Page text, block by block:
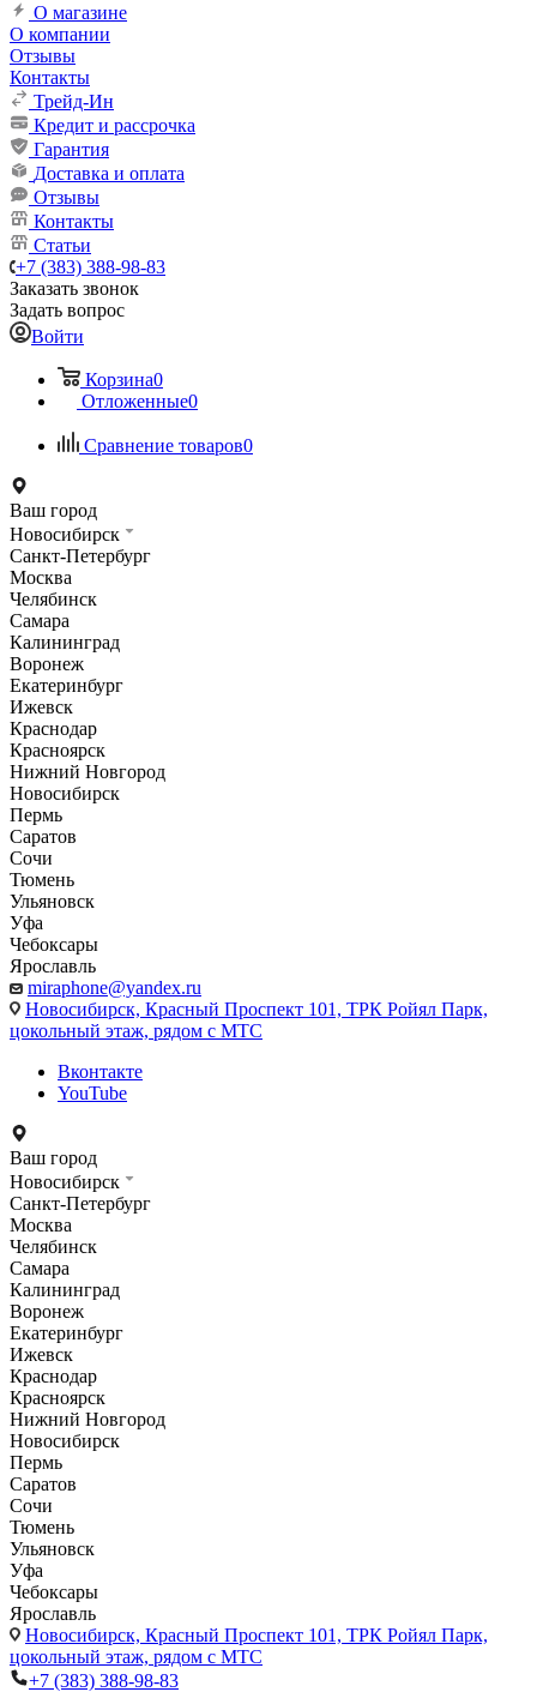
О магазине
О компании
Отзывы
Контакты
Трейд-Ин
Кредит и рассрочка
Гарантия
Доставка и оплата
Отзывы
Контакты
Статьи
+7 (383) 388-98-83
Заказать звонок
Задать вопрос
Войти
Корзина0
Отложенные0
Сравнение товаров0
Ваш город
Новосибирск
Санкт-Петербург
Москва
Челябинск
Самара
Калининград
Воронеж
Екатеринбург
Ижевск
Краснодар
Красноярск
Нижний Новгород
Новосибирск
Пермь
Саратов
Сочи
Тюмень
Ульяновск
Уфа
Чебоксары
Ярославль
miraphone@yandex.ru
Новосибирск, Красный Проспект 101, ТРК Ройял Парк,
цокольный этаж, рядом с МТС
Вконтакте
YouTube
Ваш город
Новосибирск
Санкт-Петербург
Москва
Челябинск
Самара
Калининград
Воронеж
Екатеринбург
Ижевск
Краснодар
Красноярск
Нижний Новгород
Новосибирск
Пермь
Саратов
Сочи
Тюмень
Ульяновск
Уфа
Чебоксары
Ярославль
Новосибирск, Красный Проспект 101, ТРК Ройял Парк,
цокольный этаж, рядом с МТС
+7 (383) 388-98-83